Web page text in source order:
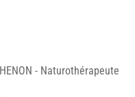
- Naturothérapeute